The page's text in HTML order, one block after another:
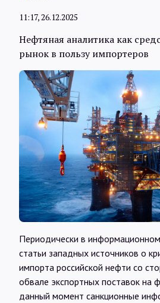
Статьи
Карты
О нас
11:17, 26.12.2025
Нефтяная аналитика как
рынок в пользу импортеров
Периодически в
статьи западных источников о
импорта российской нефти со
обвале экспортных поставок на
данный момент санкционные